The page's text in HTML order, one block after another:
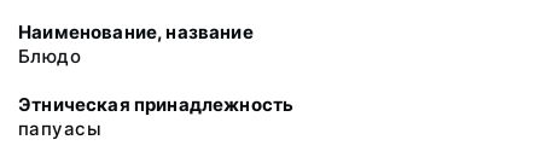
Наименование, название
Блюдо
Этническая принадлежность
папуасы